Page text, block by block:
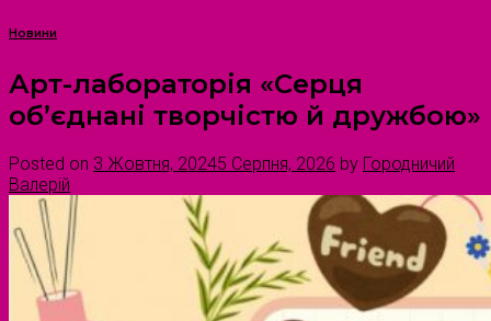
Новини
Арт-лабораторія «Серця
об’єднані творчістю й дружбою»
Posted on 3 Жовтня, 20245 Серпня, 2026 by Городничий
Валерій